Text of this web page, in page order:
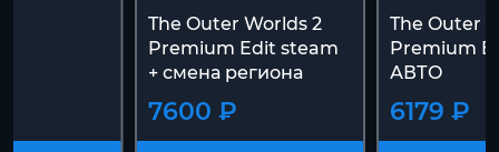
The Outer Worlds 2
Premium Edit steam
+ смена региона
7600 ₽
The Outer
Premium
АВТО
6179 ₽